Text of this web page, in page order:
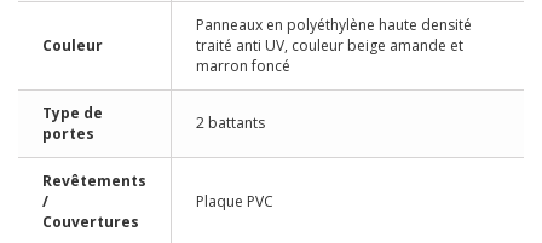
Couleur
Panneaux en polyéthylène haute densité
traité anti UV, couleur beige amande et
marron foncé
Type de
portes
2 battants
Revêtements
/
Couvertures
Plaque PVC